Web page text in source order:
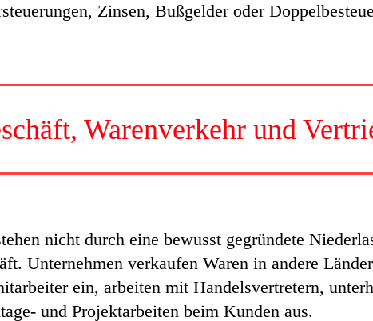
Zinsen, Bußgelder oder
Warenverkehr und
nicht durch eine bewusst gegründete
Unternehmen verkaufen Waren in andere
ein, arbeiten mit Handelsvertretern,
und Projektarbeiten beim Kunden aus.